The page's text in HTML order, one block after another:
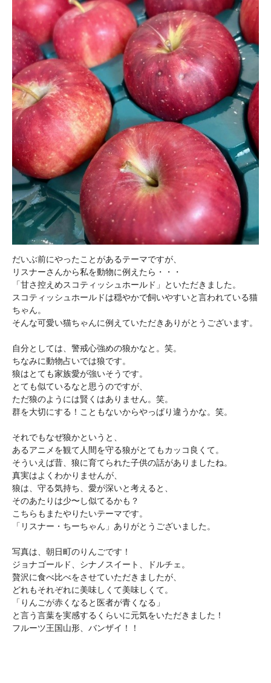
だいぶ前にやったことがあるテーマですが、
リスナーさんから私を動物に例えたら・・・
「甘さ控えめスコティッシュホールド」といただきました。
スコティッシュホールドは穏やかで飼いやすいと言われている猫
ちゃん。
そんな可愛い猫ちゃんに例えていただきありがとうございます。
自分としては、警戒心強めの狼かなと。笑。
ちなみに動物占いでは狼です。
狼はとても家族愛が強いそうです。
とても似ているなと思うのですが、
ただ狼のようには賢くはありません。笑。
群を大切にする！こともないからやっぱり違うかな。笑。
それでもなぜ狼かというと、
あるアニメを観て人間を守る狼がとてもカッコ良くて。
そういえば昔、狼に育てられた子供の話がありましたね。
真実はよくわかりませんが、
狼は、守る気持ち、愛が深いと考えると、
そのあたりは少〜し似てるかも？
こちらもまたやりたいテーマです。
「リスナー・ちーちゃん」ありがとうございました。
写真は、朝日町のりんごです！
ジョナゴールド、シナノスイート、ドルチェ。
贅沢に食べ比べをさせていただきましたが、
どれもそれぞれに美味しくて美味しくて。
「りんごが赤くなると医者が青くなる」
と言う言葉を実感するくらいに元気をいただきました！
フルーツ王国山形、バンザイ！！